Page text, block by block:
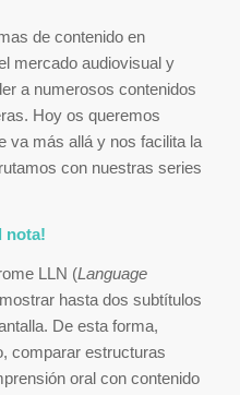
de contenido en
mercado audiovisual y
a numerosos contenidos
Hoy os queremos
va más allá y nos facilita la
con nuestras series
nota!
LLN (Language
hasta dos subtítulos
De esta forma,
comparar estructuras
oral con contenido